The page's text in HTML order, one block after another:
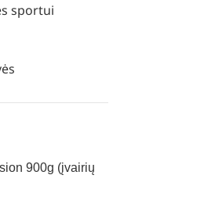
sportui
900g (įvairių